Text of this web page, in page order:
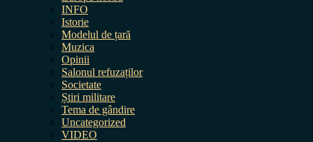
INFO
Istorie
Modelul de țară
Muzica
Opinii
Salonul refuzaților
Societate
Știri militare
Tema de gândire
Uncategorized
VIDEO